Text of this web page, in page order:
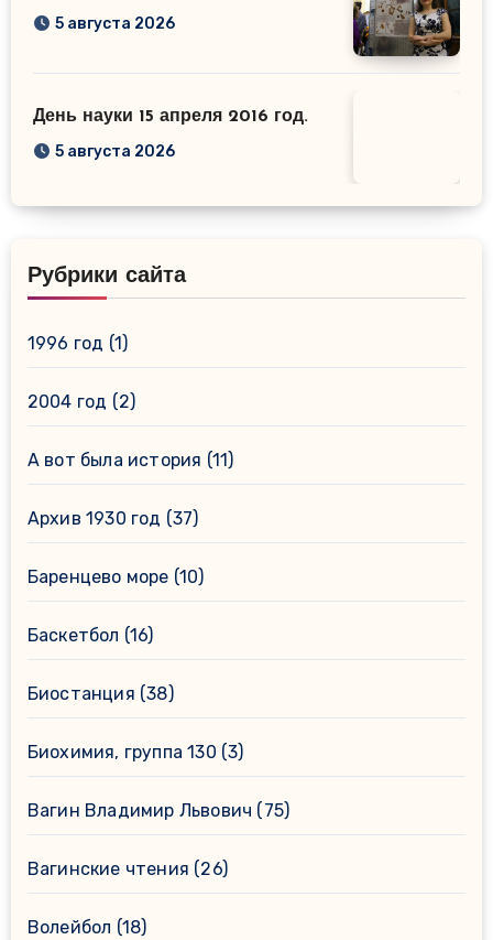
5 августа 2026
День науки 15 апреля 2016 год.
5 августа 2026
Рубрики сайта
1996 год (1)
2004 год (2)
А вот была история (11)
Архив 1930 год (37)
Баренцево море (10)
Баскетбол (16)
Биостанция (38)
Биохимия, группа 130 (3)
Вагин Владимир Львович (75)
Вагинские чтения (26)
Волейбол (18)